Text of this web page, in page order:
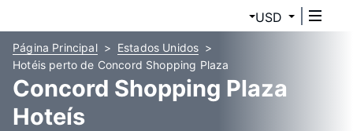
USD
Página Principal
Estados Unidos
Hotéis perto de Concord Shopping Plaza
Concord Shopping Plaza
Hoteís